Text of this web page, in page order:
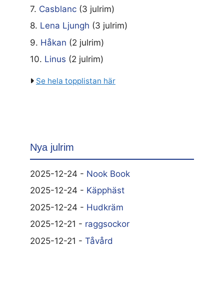
7. Casblanc (3 julrim)
8. Lena Ljungh (3 julrim)
9. Håkan (2 julrim)
10. Linus (2 julrim)
Se hela topplistan här
Nya julrim
2025-12-24 - Nook Book
2025-12-24 - Käpphäst
2025-12-24 - Hudkräm
2025-12-21 - raggsockor
2025-12-21 - Tåvård